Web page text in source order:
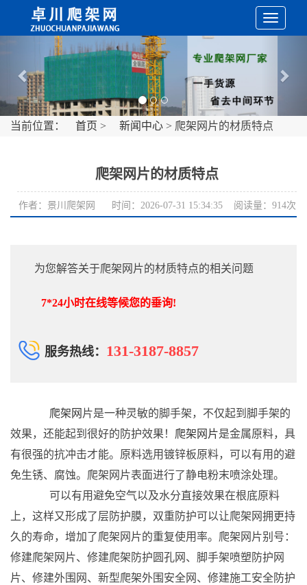
切
换
导
Previous
当前位置： 首页 > 新闻中心 > 爬架网片的材质特点
爬架网片的材质特点
作者：景川爬架网 时间：2026-07-31 15:34:35 阅读量：914次
为您解答关于爬架网片的材质特点的相关问题
7*24小时在线等候您的垂询!
服务热线： 131-3187-8857
爬架网 片是一种灵敏的脚手架，不仅起到脚手架的
效果，还能起到很好的防护效果！ 爬架网片是金属原料，具
有很强的抗冲击才能。原料选用镀锌板原料，可以有用的避
免生锈、腐蚀。爬架网片表面进行了静电粉末喷涂处理。
可以有用避免空气以及水分直接效果在根底原料
上，这样又形成了层防护膜，双重防护可以让爬架网拥更持
久的寿命，增加了爬架网片的重复使用率。爬架网片别号：
修建爬架网片、修建爬架防护圆孔网、脚手架喷塑防护网
片、修建外围网、新型爬架外围安全网、修建施工安全防护